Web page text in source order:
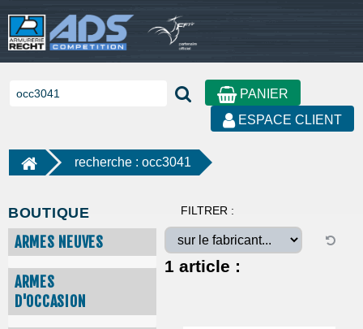
PANIER
ESPACE CLIENT
recherche : occ3041
BOUTIQUE
ARMES NEUVES
ARMES
D'OCCASION
FILTRER :
1 article :